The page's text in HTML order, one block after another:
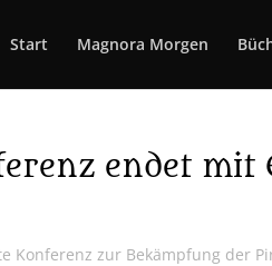
Start Magnora Morgen
endet mit
Konferenz zur Bekämpfung der